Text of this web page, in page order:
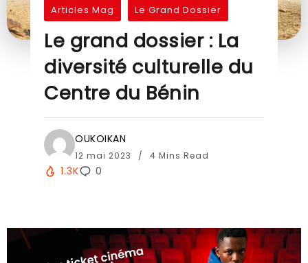
Articles Mag Le Grand Dossier
Le grand dossier : La
diversité culturelle du
Centre du Bénin
OUKOIKAN
12 mai 2023 4 Mins Read
1.3K 0